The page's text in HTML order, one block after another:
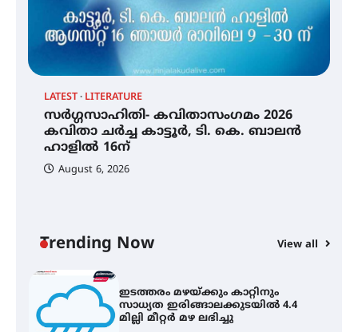
LATEST LITERATURE
സർഗ്ഗസാഹിതി- കവിതാസംഗമം 2026
കവിതാ ചർച്ച കാട്ടൂർ, ടി. കെ. ബാലൻ
ഹാളിൽ 16ന്
August 6, 2026
Trending Now View all
തേലപ്പിളളി പാറേമൽ വറീത്
തോമാസ് (69) അന്തരിച്ചു
സർഗ്ഗസാഹിതി- കവിതാസംഗമം
2026 കവിതാ ചർച്ച കാട്ടൂർ, ടി. കെ.
ബാലൻ ഹാളിൽ 16ന്
ഐ.ഐ.ടി മദ്രാസ്സിൽ നിന്നും
ഡോക്ടറേറ്റ് – ഇരിങ്ങാലക്കുട
സ്വദേശി ആതിര എം കെ യുടെ
നേട്ടം പ്രതിസന്ധികളോട് പൊരുതി